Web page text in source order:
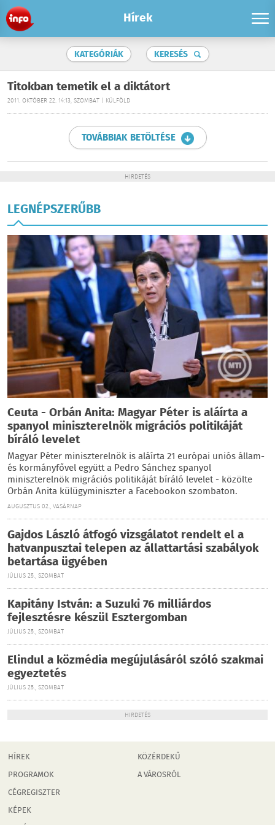
Hírek
KATEGÓRIÁK KERESÉS
Titokban temetik el a diktátort
2011. OKTÓBER 22. 14:13, SZOMBAT | KÜLFÖLD
TOVÁBBIAK BETÖLTÉSE
HIRDETÉS
LEGNÉPSZERŰBB
Ceuta - Orbán Anita: Magyar Péter is aláírta a
spanyol miniszterelnök migrációs politikáját
bíráló levelet
Magyar Péter miniszterelnök is aláírta 21 európai uniós állam-
és kormányfővel együtt a Pedro Sánchez spanyol
miniszterelnök migrációs politikáját bíráló levelet - közölte
Orbán Anita külügyminiszter a Facebookon szombaton.
AUGUSZTUS 02., VASÁRNAP
Gajdos László átfogó vizsgálatot rendelt el a
hatvanpusztai telepen az állattartási szabályok
betartása ügyében
JÚLIUS 25., SZOMBAT
Kapitány István: a Suzuki 76 milliárdos
fejlesztésre készül Esztergomban
JÚLIUS 25., SZOMBAT
Elindul a közmédia megújulásáról szóló szakmai
egyeztetés
JÚLIUS 25., SZOMBAT
HIRDETÉS
HÍREK
PROGRAMOK
CÉGREGISZTER
KÉPEK
KÖZÉRDEKŰ
A VÁROSRÓL